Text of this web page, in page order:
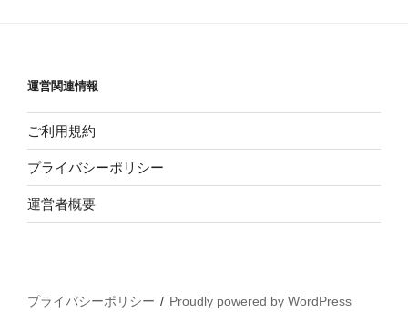
運営関連情報
ご利用規約
プライバシーポリシー
運営者概要
プライバシーポリシー Proudly powered by WordPress